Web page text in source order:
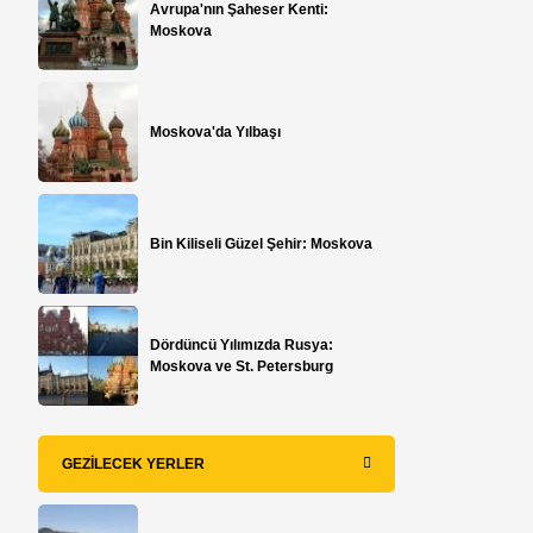
Avrupa'nın Şaheser Kenti:
Moskova
Moskova'da Yılbaşı
Bin Kiliseli Güzel Şehir: Moskova
Dördüncü Yılımızda Rusya:
Moskova ve St. Petersburg
GEZILECEK YERLER